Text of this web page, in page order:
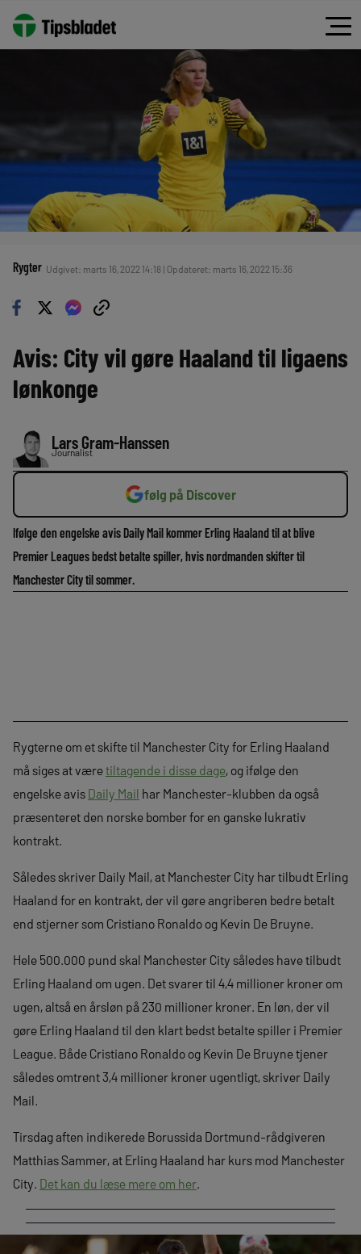
Rygter Udgivet: marts 16, 2022 14:18 | Opdateret: marts 16, 2022 15:36
Avis: City vil gøre Haaland til ligaens
lønkonge
Lars Gram-Hanssen
Journalist
følg på Discover
Ifølge den engelske avis Daily Mail kommer Erling Haaland til at blive
Premier Leagues bedst betalte spiller, hvis nordmanden skifter til
Manchester City til sommer.
Rygterne om et skifte til Manchester City for Erling Haaland
må siges at væretiltagende i disse dage, og ifølge den
engelske avis Daily Mail har Manchester-klubben da også
præsenteret den norske bomber for en ganske lukrativ
kontrakt.
Således skriver Daily Mail, at Manchester City har tilbudt Erling
Haaland for en kontrakt, der vil gøre angriberen bedre betalt
end stjerner som Cristiano Ronaldo og Kevin De Bruyne.
Hele 500.000 pund skal Manchester City således have tilbudt
Erling Haaland om ugen. Det svarer til 4,4 millioner kroner om
ugen, altså en årsløn på 230 millioner kroner. En løn, der vil
gøre Erling Haaland til den klart bedst betalte spiller i Premier
League. Både Cristiano Ronaldo og Kevin De Bruyne tjener
således omtrent 3,4 millioner kroner ugentligt, skriver Daily
Mail.
Tirsdag aften indikerede Borussida Dortmund-rådgiveren
Matthias Sammer, at Erling Haaland har kurs mod Manchester
City. Det kan du læse mere om her.